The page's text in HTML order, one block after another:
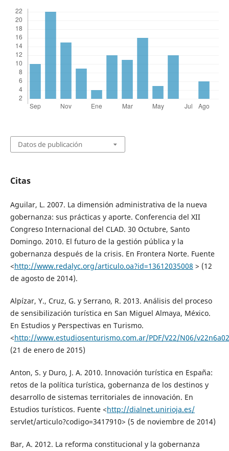
Datos de publicación
Citas
Aguilar, L. 2007. La dimensión administrativa de la nueva
gobernanza: sus prácticas y aporte. Conferencia del XII
Congreso Internacional del CLAD. 30 Octubre, Santo
Domingo. 2010. El futuro de la gestión pública y la
gobernanza después de la crisis. En Frontera Norte. Fuente
<http://www.redalyc.org/articulo.oa?id=13612035008 > (12
de agosto de 2014).
Alpízar, Y., Cruz, G. y Serrano, R. 2013. Análisis del proceso
de sensibilización turística en San Miguel Almaya, México.
En Estudios y Perspectivas en Turismo.
<http://www.estudiosenturismo.com.ar/PDF/V22/N06/
(21 de enero de 2015)
Anton, S. y Duro, J. A. 2010. Innovación turística en España:
retos de la política turística, gobernanza de los destinos y
desarrollo de sistemas territoriales de innovación. En
Estudios turísticos. Fuente <http://dialnet.unirioja.es/
servlet/articulo?codigo=3417910> (5 de noviembre de 2014)
Bar, A. 2012. La reforma constitucional y la gobernanza